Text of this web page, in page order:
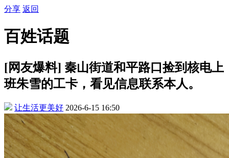
分享 返回
百姓话题
[网友爆料] 秦山街道和平路口捡到核电上
班朱雪的工卡，看见信息联系本人。
让生活更美好 2026-6-15 16:50